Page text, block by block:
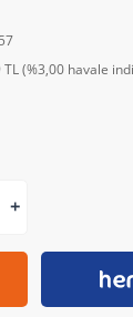
TL (%3,00 havale